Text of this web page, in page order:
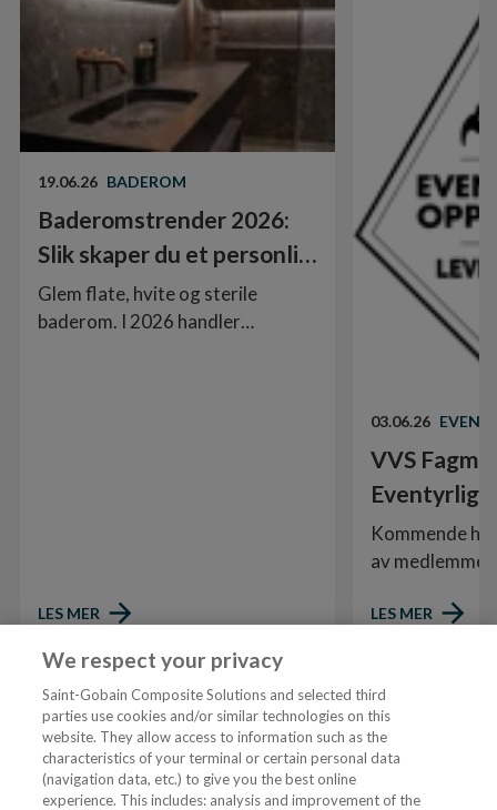
19.06.26 BADEROM
Baderomstrender 2026:
Slik skaper du et personlig
rom med struktur, tekstur
og materialmiks
Glem flate, hvite og sterile
baderom. I 2026 handler
LES MER
03.06.26
VVS
Eventyrlig
Kommende
av
stolt
LES MER
10.04.2024 VVS Fagmann
Tjenester
We respect your privacy
Saint-Gobain Composite Solutions and selected third
parties use cookies and/or similar technologies on this
website. They allow access to information such as the
characteristics of your terminal or certain personal data
(navigation data, etc.) to give you the best online
experience. This includes: analysis and improvement of the